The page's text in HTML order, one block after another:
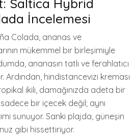
Saltica Hybrid
İncelemesi
Colada, ananas ve
mükemmel bir birleşimiyle
ananasın tatlı ve ferahlatıcı
Ardından, hindistancevizi kreması
ikili, damağınızda adeta bir
bir içecek değil; aynı
sunuyor. Sanki plajda, güneşin
gibi hissettiriyor.